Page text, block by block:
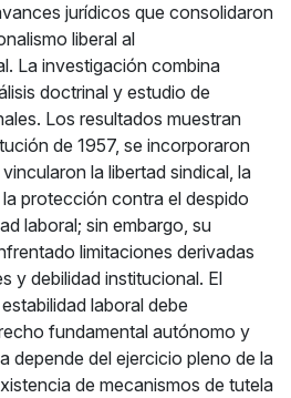
jurídicos que consolidaron
liberal al
La investigación combina
doctrinal y estudio de
Los resultados muestran
de 1957, se incorporaron
la libertad sindical, la
protección contra el despido
laboral; sin embargo, su
limitaciones derivadas
y debilidad institucional. El
laboral debe
fundamental autónomo y
depende del ejercicio pleno de la
de mecanismos de tutela